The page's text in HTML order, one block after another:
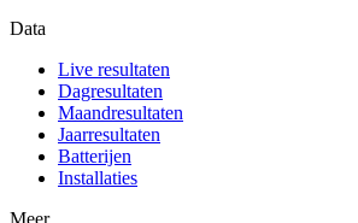
Data
Live resultaten
Dagresultaten
Maandresultaten
Jaarresultaten
Batterijen
Installaties